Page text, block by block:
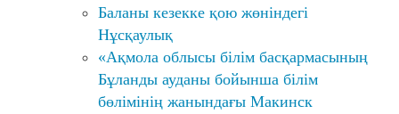
Баланы кезекке қою жөніндегі
Нұсқаулық
«Ақмола облысы білім басқармасының
Бұланды ауданы бойынша білім
бөлімінің жанындағы Макинск